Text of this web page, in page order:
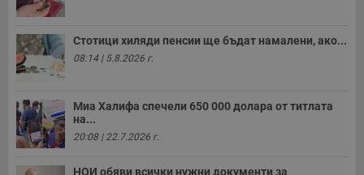
Стотици хиляди пенсии ще бъдат намалени, ако...
08:14 | 5.8.2026 г.
Миа Халифа спечели 650 000 долара от титлата
на...
20:08 | 22.7.2026 г.
НОИ обяви всички нужни документи за